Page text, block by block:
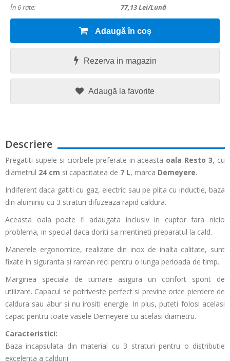
În 6 rate: 77,13Lei/lună
Adaugă în coș
Rezerva in magazin
Adaugă la favorite
Descriere
Pregatiti supele si ciorbele preferate in aceasta oala Resto 3, cu
diametrul 24 cm si capacitatea de 7 L, marca Demeyere.
Indiferent daca gatiti cu gaz, electric sau pe plita cu inductie, baza
din aluminiu cu 3 straturi difuzeaza rapid caldura.
Aceasta oala poate fi adaugata inclusiv in cuptor fara nicio
problema, in special daca doriti sa mentineti preparatul la cald.
Manerele ergonomice, realizate din inox de inalta calitate, sunt
fixate in siguranta si raman reci pentru o lunga perioada de timp.
Marginea speciala de turnare asigura un confort sporit de
utilizare. Capacul se potriveste perfect si previne orice pierdere de
caldura sau abur si nu irositi energie. In plus, puteti folosi acelasi
capac pentru toate vasele Demeyere cu acelasi diametru.
Caracteristici:
Baza incapsulata din material cu 3 straturi pentru o distributie
excelenta a caldurii